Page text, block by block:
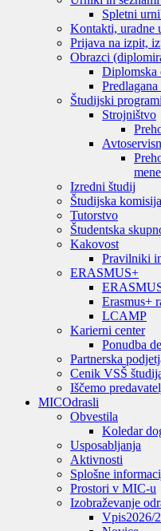
Spletni
Kontakti, uradne
Prijava na izpit,
Obrazci
Diplomska
Študijski programi
Strojništvo
Izredni študij
Študijska komisija
Tutorstvo
Študentska
Kakovost
Pravilniki
ERASMUS+
Erasmus+
LCAMP
Karierni center
Ponudba
Partnerska
Cenik VSŠ
Iščemo
MICOdrasli
Obvestila
Koledar
Usposabljanja
Aktivnosti
Splošne
Prostori v MIC-u
Izobraževanje
Vpis2026/